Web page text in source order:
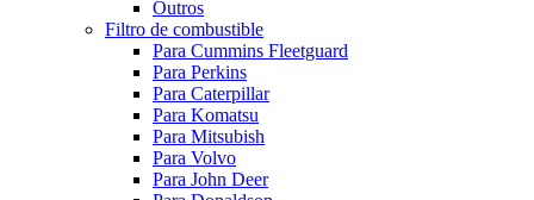
Outros
Filtro de combustible
Para Cummins Fleetguard
Para Perkins
Para Caterpillar
Para Komatsu
Para Mitsubish
Para Volvo
Para John Deer